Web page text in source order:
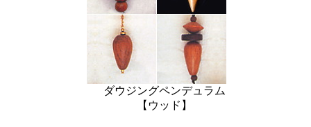
ダウジングペンデュラム
【ウッド】